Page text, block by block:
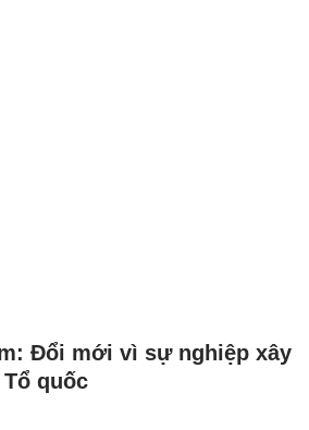
Đổi mới vì sự nghiệp xây
quốc